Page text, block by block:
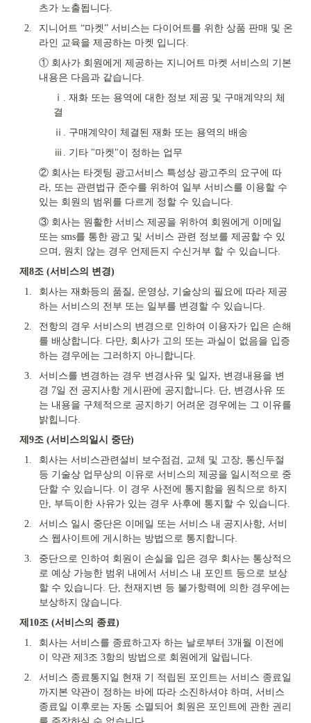
츠가 노출됩니다.
2.
지니어트 “마켓” 서비스는 다이어트를 위한 상품 판매 및 온
라인 교육을 제공하는 마켓 입니다.
① 회사가 회원에게 제공하는 지니어트 마켓 서비스의 기본
내용은 다음과 같습니다.
ⅰ. 재화 또는 용역에 대한 정보 제공 및 구매계약의 체
결
ⅱ. 구매계약이 체결된 재화 또는 용역의 배송
ⅲ. 기타 "마켓"이 정하는 업무
② 회사는 타겟팅 광고서비스 특성상 광고주의 요구에 따
라, 또는 관련법규 준수를 위하여 일부 서비스를 이용할 수
있는 회원의 범위를 다르게 정할 수 있습니다.
③ 회사는 원활한 서비스 제공을 위하여 회원에게 이메일
또는 sms를 통한 광고 및 서비스 관련 정보를 제공할 수 있
으며, 원치 않는 경우 언제든지 수신거부 할 수 있습니다.
제8조 (서비스의 변경)
1.
회사는 재화등의 품질, 운영상, 기술상의 필요에 따라 제공
하는 서비스의 전부 또는 일부를 변경할 수 있습니다.
2.
전항의 경우 서비스의 변경으로 인하여 이용자가 입은 손해
를 배상합니다. 다만, 회사가 고의 또는 과실이 없음을 입증
하는 경우에는 그러하지 아니합니다.
3.
서비스를 변경하는 경우 변경사유 및 일자, 변경내용을 변
경 7일 전 공지사항 게시판에 공지합니다. 단, 변경사유 또
는 내용을 구체적으로 공지하기 어려운 경우에는 그 이유를
밝힙니다.
제9조 (서비스의일시 중단)
1.
회사는 서비스관련설비 보수점검, 교체 및 고장, 통신두절
등 기술상 업무상의 이유로 서비스의 제공을 일시적으로 중
단할 수 있습니다. 이 경우 사전에 통지함을 원칙으로 하지
만, 부득이한 사유가 있는 경우 사후에 통지할 수 있습니다.
2.
서비스 일시 중단은 이메일 또는 서비스 내 공지사항, 서비
스 웹사이트에 게시하는 방법으로 통지합니다.
3.
중단으로 인하여 회원이 손실을 입은 경우 회사는 통상적으
로 예상 가능한 범위 내에서 서비스 내 포인트 등으로 보상
할 수 있습니다. 단, 천재지변 등 불가항력에 의한 경우에는
보상하지 않습니다.
제10조 (서비스의 종료)
1.
회사는 서비스를 종료하고자 하는 날로부터 3개월 이전에
이 약관 제3조 3항의 방법으로 회원에게 알립니다.
2.
서비스 종료통지일 현재 기 적립된 포인트는 서비스 종료일
까지본 약관이 정하는 바에 따라 소진하셔야 하며, 서비스
종료일 이후로는 자동 소멸되어 회원은 포인트에 관한 권리